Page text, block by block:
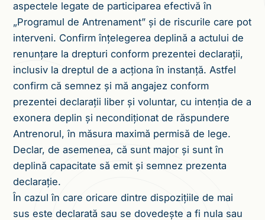
aspectele legate de participarea efectivă în
„Programul de Antrenament” și de riscurile care pot
interveni. Confirm înțelegerea deplină a actului de
renunțare la drepturi conform prezentei declarații,
inclusiv la dreptul de a acționa în instanță. Astfel
confirm că semnez și mă angajez conform
prezentei declarații liber și voluntar, cu intenția de a
exonera deplin și necondiționat de răspundere
Antrenorul, în măsura maximă permisă de lege.
Declar, de asemenea, că sunt major și sunt în
deplină capacitate să emit și semnez prezenta
declarație.
În cazul în care oricare dintre dispozițiile de mai
sus este declarată sau se dovedește a fi nula sau